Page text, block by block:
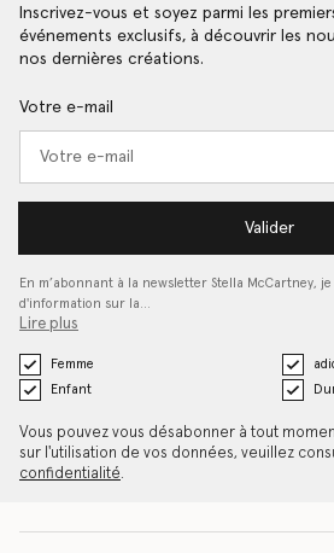
Inscrivez-vous et soyez parmi les
événements exclusifs, à découvrir les
nos dernières créations.
Votre e-mail
Valider
En m’abonnant à la newsletter Stella McCartney,
d'information sur la…
Lire plus
Femme
Enfant
Vous pouvez vous désabonner à tout
sur l'utilisation de vos données, veuillez
confidentialité.